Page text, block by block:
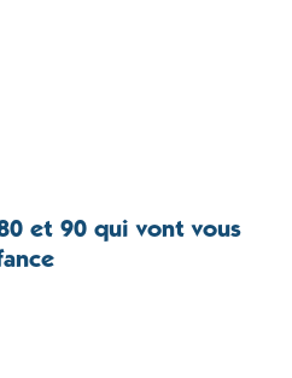
et 90 qui vont vous